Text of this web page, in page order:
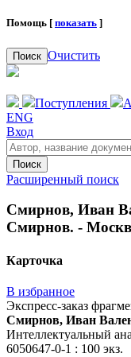
Помощь [ показать ]
Поиск Очистить
Поступления
ENG
Вход
Поиск
Расширенный поиск
Смирнов, Иван
Смирнов. -
Карточка
В избранное
Экспресс-заказ
Смирнов, Иван
Интеллектуальный
6050647-0-1 : 100 экз.